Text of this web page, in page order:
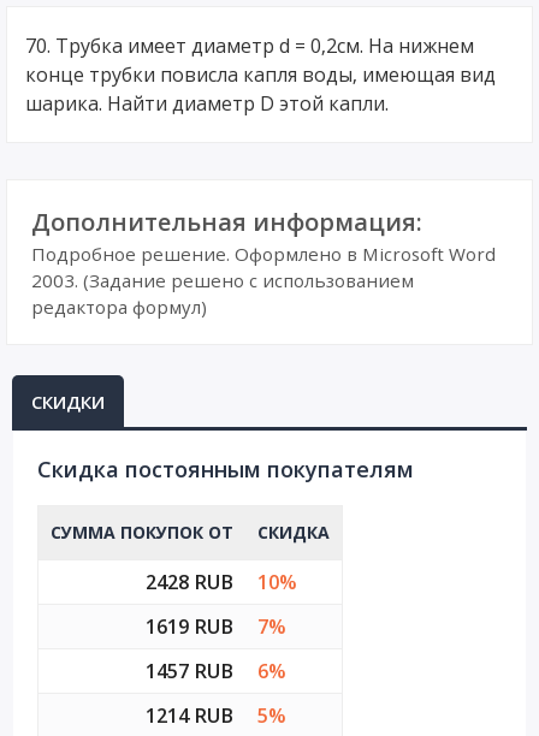
70. Трубка имеет диаметр d = 0,2см. На нижнем
конце трубки повисла капля воды, имеющая вид
шарика. Найти диаметр D этой капли.
Дополнительная информация:
Подробное решение. Оформлено в Microsoft Word
2003. (Задание решено с использованием
редактора формул)
СКИДКИ
Cкидка постоянным покупателям
СУММА ПОКУПОК ОТ СКИДКА
2428 RUB
10%
1619 RUB
7%
1457 RUB
6%
1214 RUB
5%